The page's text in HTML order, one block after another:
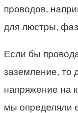
проводов,
для люстры,
Если бы
заземление, то
напряжение на
мы определяли